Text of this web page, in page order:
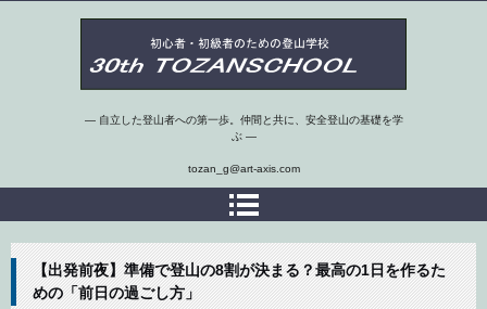
― 自立した登山者への第一歩。仲間と共に、安全登山の基礎を学
ぶ ―
tozan_g@art-axis.com
【出発前夜】準備で登山の8割が決まる？最高の1日を作るた
めの「前日の過ごし方」